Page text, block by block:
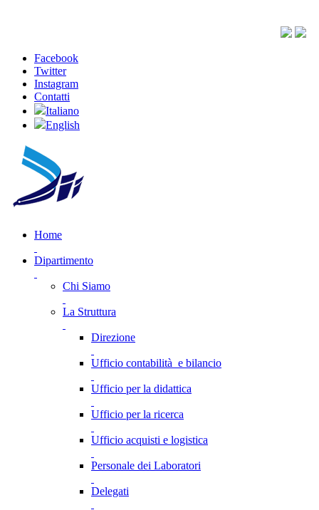
Facebook
Twitter
Instagram
Contatti
Italiano
English
Home
Dipartimento
Chi Siamo
La Struttura
Direzione
Ufficio contabilità e bilancio
Ufficio per la didattica
Ufficio per la ricerca
Ufficio acquisti e logistica
Personale dei Laboratori
Delegati